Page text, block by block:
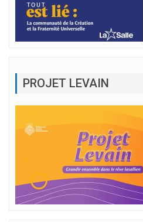
PROJET LEVAIN